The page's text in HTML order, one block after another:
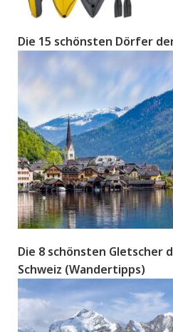
Die 15 schönsten Dörfer
Die 8 schönsten Gletscher
Schweiz (Wandertipps)